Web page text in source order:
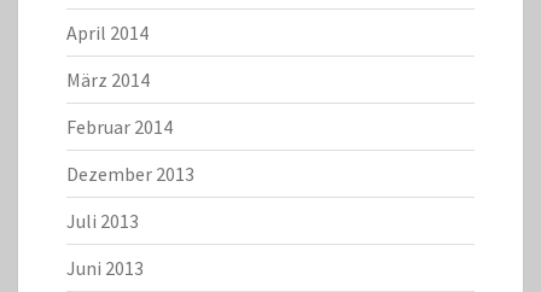
April 2014
März 2014
Februar 2014
Dezember 2013
Juli 2013
Juni 2013